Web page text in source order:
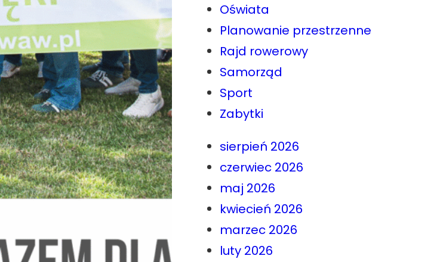
Oświata
Planowanie przestrzenne
Rajd rowerowy
Samorząd
Sport
Zabytki
sierpień 2026
czerwiec 2026
maj 2026
kwiecień 2026
marzec 2026
luty 2026